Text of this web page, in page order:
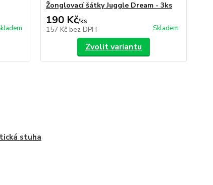
Žonglovací šátky Juggle Dream - 3ks
190 Kč/ks
157 Kč bez DPH Skladem
Zvolit variantu
stuha